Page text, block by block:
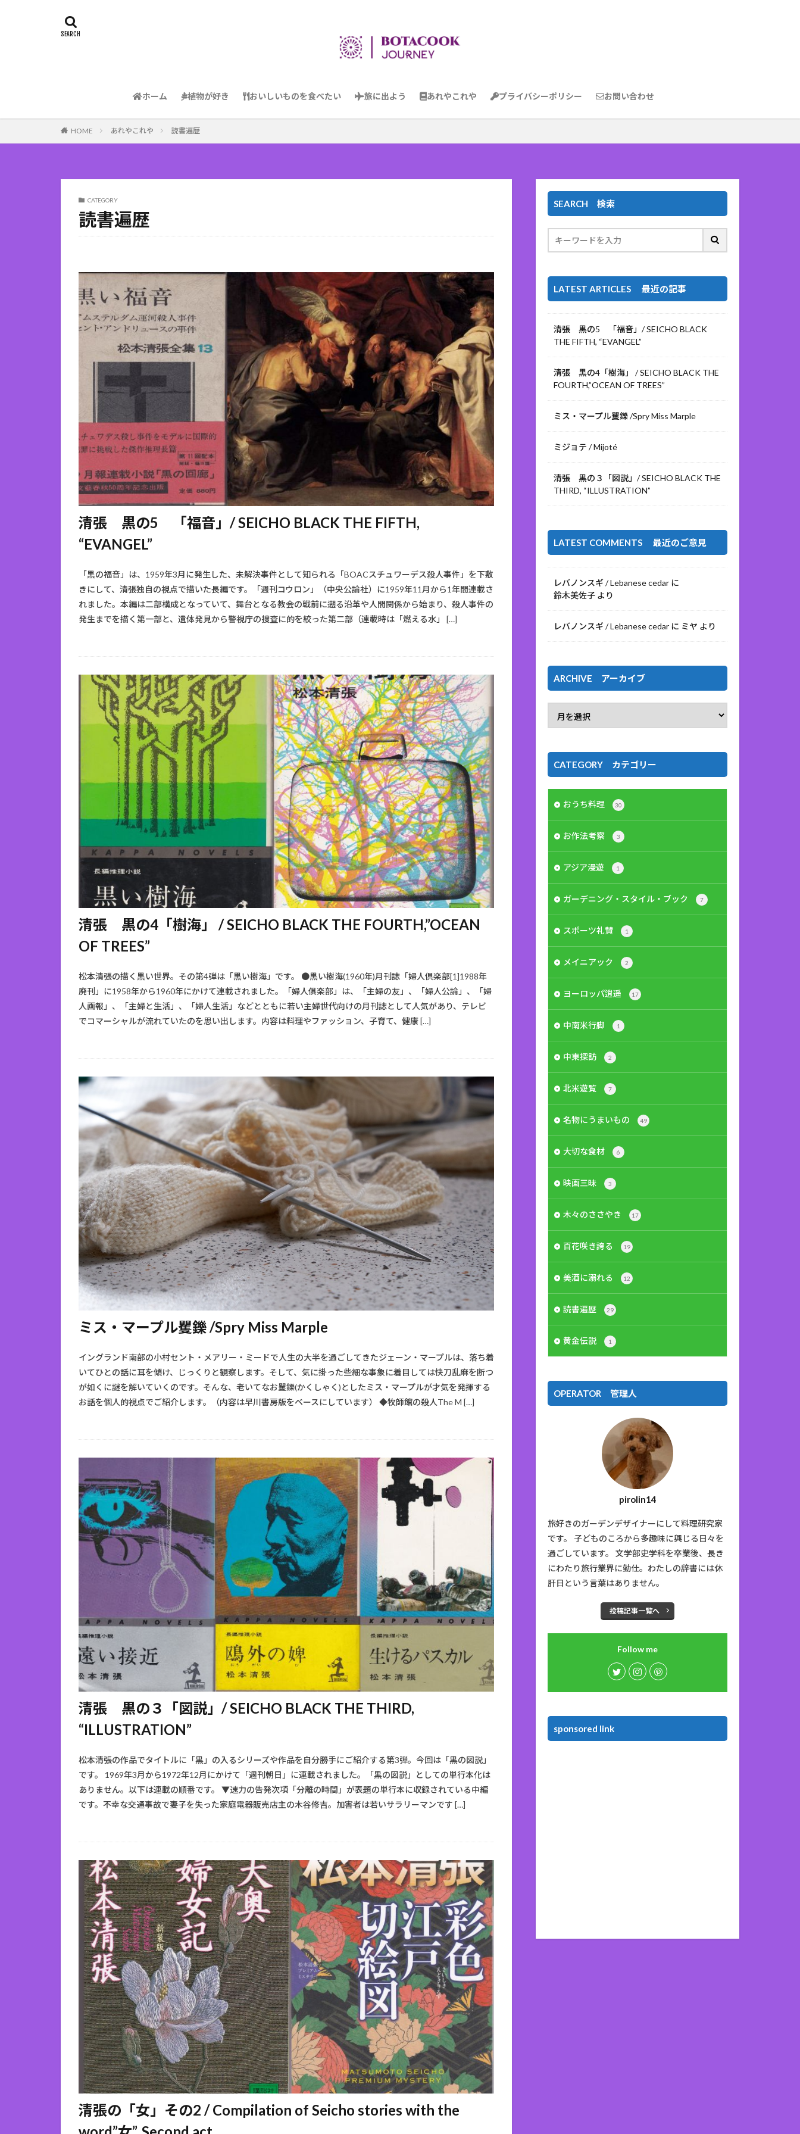
ホーム 植物が好き おいしいものを食べたい 旅に出よう あれやこれや プライバシーポリシー お問い合わせ
HOME あれやこれや 読書遍歴
CATEGORY
読書遍歴
清張 黒の5 「福音」/ SEICHO BLACK THE FIFTH,
“EVANGEL”
「黒の福音」は、1959年3月に発生した、未解決事件として知られる「BOACスチュワーデス殺人事件」を下敷
きにして、清張独自の視点で描いた長編です。「週刊コウロン」（中央公論社）に1959年11月から1年間連載さ
れました。本編は二部構成となっていて、舞台となる教会の戦前に遡る沿革や人間関係から始まり、殺人事件の
発生までを描く第一部と、遺体発見から警視庁の捜査に的を絞った第二部（連載時は「燃える水」 […]
清張 黒の4「樹海」 / SEICHO BLACK THE FOURTH,”OCEAN
OF TREES”
松本清張の描く黒い世界。その第4弾は「黒い樹海」です。 ●黒い樹海(1960年)月刊誌「婦人倶楽部[1]1988年
廃刊」に1958年から1960年にかけて連載されました。「婦人俱楽部」は、「主婦の友」、「婦人公論」、「婦
人画報」、「主婦と生活」、「婦人生活」などとともに若い主婦世代向けの月刊誌として人気があり、テレビ
でコマーシャルが流れていたのを思い出します。内容は料理やファッション、子育て、健康 […]
ミス・マープル矍鑠 /Spry Miss Marple
イングランド南部の小村セント・メアリー・ミードで人生の大半を過ごしてきたジェーン・マープルは、落ち着
いてひとの話に耳を傾け、じっくりと観察します。そして、気に掛った些細な事象に着目しては快刀乱麻を断つ
が如くに謎を解いていくのです。そんな、老いてなお矍鑠(かくしゃく)としたミス・マープルが才気を発揮する
お話を個人的視点でご紹介します。（内容は早川書房版をベースにしています） ◆牧師館の殺人The M […]
清張 黒の３「図説」/ SEICHO BLACK THE THIRD,
“ILLUSTRATION”
松本清張の作品でタイトルに「黒」の入るシリーズや作品を自分勝手にご紹介する第3弾。今回は「黒の図説」
です。 1969年3月から1972年12月にかけて「週刊朝日」に連載されました。「黒の図説」としての単行本化は
ありません。以下は連載の順番です。 ▼速力の告発次項「分離の時間」が表題の単行本に収録されている中編
です。不幸な交通事故で妻子を失った家庭電器販売店主の木谷修吉。加害者は若いサラリーマンです […]
清張の「女」その2 / Compilation of Seicho stories with the
SEARCH 検索
LATEST ARTICLES 最近の記事
清張 黒の5 「福音」/ SEICHO BLACK
THE FIFTH, “EVANGEL”
清張 黒の4「樹海」 / SEICHO BLACK THE
FOURTH,”OCEAN OF TREES”
ミス・マープル矍鑠 /Spry Miss Marple
ミジョテ / Mijoté
清張 黒の３「図説」/ SEICHO BLACK THE
THIRD, “ILLUSTRATION”
LATEST COMMENTS 最近のご意見
レバノンスギ / Lebanese cedar に
鈴木美佐子 より
レバノンスギ / Lebanese cedar に ミヤ より
ARCHIVE アーカイブ
CATEGORY カテゴリー
おうち料理 30
お作法考察 3
アジア漫遊 1
ガーデニング・スタイル・ブック 7
スポーツ礼賛 1
メイニアック 2
ヨーロッパ逍遥 17
中南米行脚 1
中東探訪 2
北米遊覧 7
名物にうまいもの 49
大切な食材 6
映画三昧 3
木々のささやき 17
百花咲き誇る 19
美酒に溺れる 12
読書遍歴 29
黄金伝説 1
OPERATOR 管理人
pirolin14
旅好きのガーデンデザイナーにして料理研究家
です。 子どものころから多趣味に興じる日々を
過ごしています。 文学部史学科を卒業後、長き
にわたり旅行業界に勤仕。わたしの辞書には休
肝日という言葉はありません。
投稿記事一覧へ
Follow me
sponsored link